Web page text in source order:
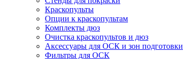
Краскопульты
Опции к краскопультам
Комплекты дюз
Очистка краскопультов и дюз
Аксессуары для ОСК и зон подготовки
Фильтры для ОСК